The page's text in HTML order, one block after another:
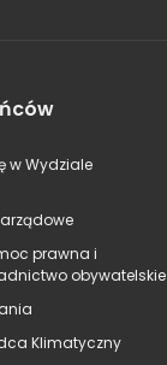
w Wydziale
prawna i
obywatelskie
Klimatyczny